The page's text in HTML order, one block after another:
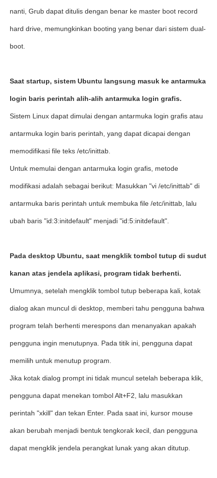
nanti, Grub dapat ditulis dengan benar ke master boot record
hard drive, memungkinkan booting yang benar dari sistem dual-
boot.
Saat startup, sistem Ubuntu langsung masuk ke antarmuka
login baris perintah alih-alih antarmuka login grafis.
Sistem Linux dapat dimulai dengan antarmuka login grafis atau
antarmuka login baris perintah, yang dapat dicapai dengan
memodifikasi file teks /etc/inittab.
Untuk memulai dengan antarmuka login grafis, metode
modifikasi adalah sebagai berikut: Masukkan "vi /etc/inittab" di
antarmuka baris perintah untuk membuka file /etc/inittab, lalu
ubah baris "id:3:initdefault" menjadi "id:5:initdefault".
Pada desktop Ubuntu, saat mengklik tombol tutup di sudut
kanan atas jendela aplikasi, program tidak berhenti.
Umumnya, setelah mengklik tombol tutup beberapa kali, kotak
dialog akan muncul di desktop, memberi tahu pengguna bahwa
program telah berhenti merespons dan menanyakan apakah
pengguna ingin menutupnya. Pada titik ini, pengguna dapat
memilih untuk menutup program.
Jika kotak dialog prompt ini tidak muncul setelah beberapa klik,
pengguna dapat menekan tombol Alt+F2, lalu masukkan
perintah "xkill" dan tekan Enter. Pada saat ini, kursor mouse
akan berubah menjadi bentuk tengkorak kecil, dan pengguna
dapat mengklik jendela perangkat lunak yang akan ditutup.